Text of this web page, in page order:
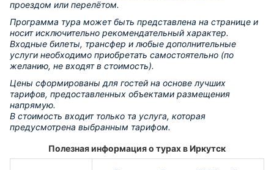
проездом или перелётом.
Программа тура может быть представлена на странице и
носит исключительно рекомендательный характер.
Входные билеты, трансфер и любые дополнительные
услуги необходимо приобретать самостоятельно (по
желанию, не входят в стоимость).
Цены сформированы для гостей на основе лучших
тарифов, предоставленных объектами размещения
напрямую.
В стоимость входит только та услуга, которая
предусмотрена выбранным тарифом.
Полезная информация о турах в Иркутск